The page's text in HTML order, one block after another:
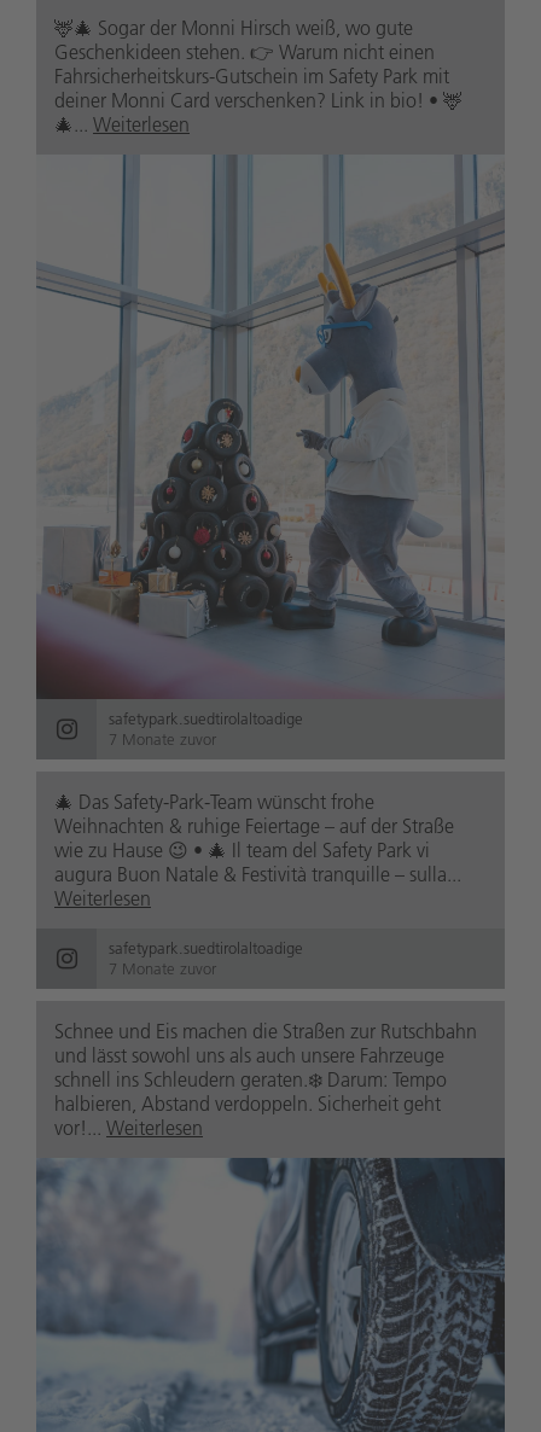
🦌🎄 Sogar der Monni Hirsch weiß, wo gute
Geschenkideen stehen. 👉 Warum nicht einen
Fahrsicherheitskurs-Gutschein im Safety Park mit
deiner Monni Card verschenken? Link in bio! • 🦌
🎄... Weiterlesen
safetypark.suedtirolaltoadige
7 Monate zuvor
🎄 Das Safety-Park-Team wünscht frohe
Weihnachten & ruhige Feiertage – auf der Straße
wie zu Hause 😉 • 🎄 Il team del Safety Park vi
augura Buon Natale & Festività tranquille – sulla...
Weiterlesen
safetypark.suedtirolaltoadige
7 Monate zuvor
Schnee und Eis machen die Straßen zur Rutschbahn
und lässt sowohl uns als auch unsere Fahrzeuge
schnell ins Schleudern geraten.❄️ Darum: Tempo
halbieren, Abstand verdoppeln. Sicherheit geht
vor!... Weiterlesen